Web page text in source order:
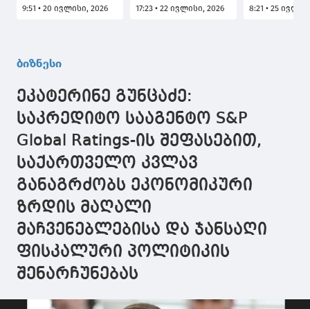
ადგილობრივი
მაჩვენებელი
განპირობებულია
არსებული
მიმზიდველი
ბიზნესგარემოთი
9:51 • 20 ივლისი, 2026
მნიშვნელოვან
მიმართულებით
17:23 • 22 ივლისი, 2026
ეროვნული
8:21 • 25
ბიზნესი
ეკატერინე გუნცაძე:
საკრედიტო სააგენტო S&P
Global Ratings-ის შეფასებით,
საქართველო კვლავ
განაგრძობს ეკონომიკური
ზრდის მაღალი
მაჩვენებლებისა და ჯანსაღი
ფისკალური პოლიტიკის
შენარჩუნებას